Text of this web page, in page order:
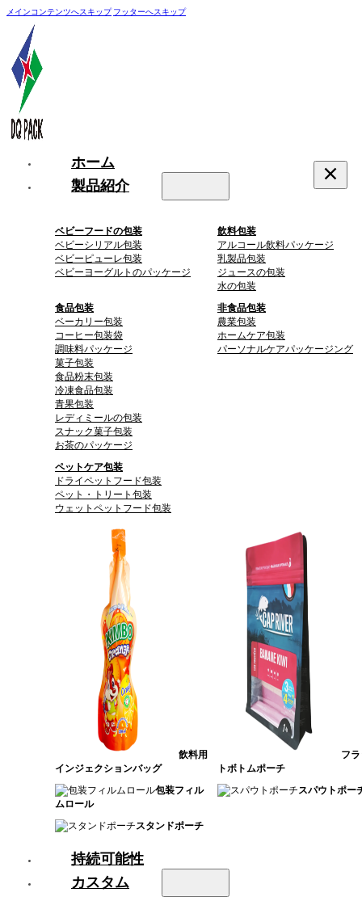
メインコンテンツへスキップ フッターへスキップ
ホーム
製品紹介
ベビーフードの包装
ベビーシリアル包装
ベビーピューレ包装
ベビーヨーグルトのパッケージ
飲料包装
アルコール飲料パッケージ
乳製品包装
ジュースの包装
水の包装
食品包装
ベーカリー包装
コーヒー包装袋
調味料パッケージ
菓子包装
食品粉末包装
冷凍食品包装
青果包装
レディミールの包装
スナック菓子包装
お茶のパッケージ
非食品包装
農業包装
ホームケア包装
パーソナルケアパッケージング
ペットケア包装
ドライペットフード包装
ペット・トリート包装
ウェットペットフード包装
飲料用
インジェクションバッグ
フ
トボトムポーチ
包装フィル
ムロール
スパウトポー
スタンドポーチ
持続可能性
カスタム